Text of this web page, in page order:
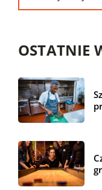
OSTATNIE